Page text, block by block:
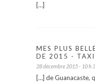
[…]
MES PLUS
DE 2015 -
28 décembre 2015 - 10 h
[…] de Guanacaste,